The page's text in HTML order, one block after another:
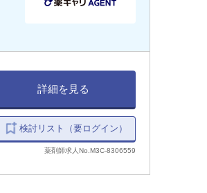
詳細を見る
検討リスト（要ログイン）
薬剤師求人No.M3C-8306559